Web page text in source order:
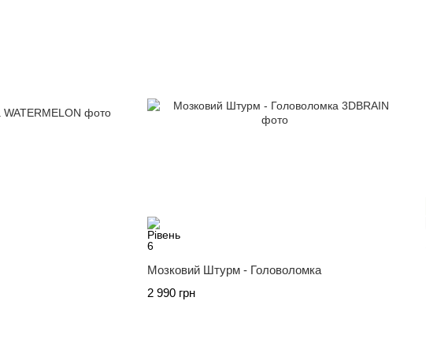
Мозковий Штурм - Головоломка
2 990 грн